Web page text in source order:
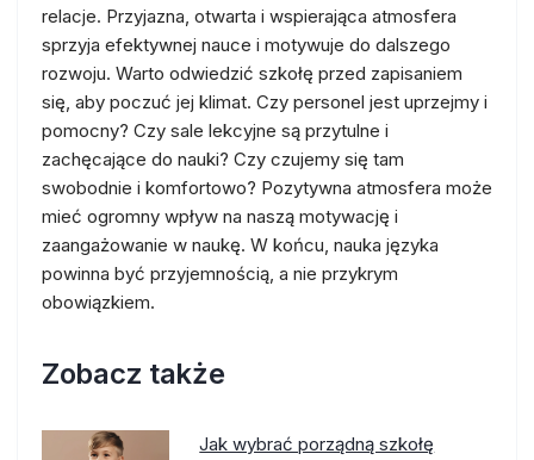
relacje. Przyjazna, otwarta i wspierająca atmosfera
sprzyja efektywnej nauce i motywuje do dalszego
rozwoju. Warto odwiedzić szkołę przed zapisaniem
się, aby poczuć jej klimat. Czy personel jest uprzejmy i
pomocny? Czy sale lekcyjne są przytulne i
zachęcające do nauki? Czy czujemy się tam
swobodnie i komfortowo? Pozytywna atmosfera może
mieć ogromny wpływ na naszą motywację i
zaangażowanie w naukę. W końcu, nauka języka
powinna być przyjemnością, a nie przykrym
obowiązkiem.
Zobacz także
Jak wybrać porządną szkołę